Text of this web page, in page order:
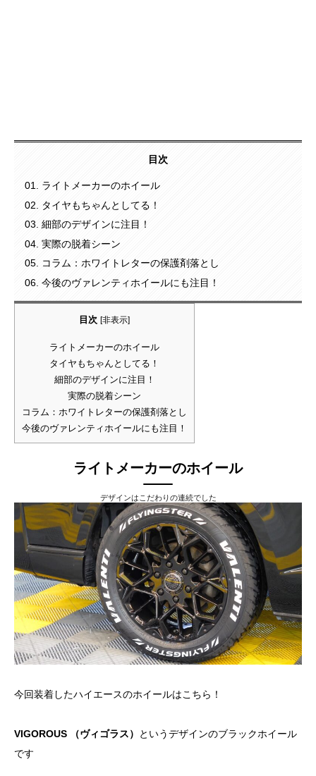
目次
ライトメーカーのホイール
タイヤもちゃんとしてる！
細部のデザインに注目！
実際の脱着シーン
コラム：ホワイトレターの保護剤落とし
今後のヴァレンティホイールにも注目！
目次 [非表示]
ライトメーカーのホイール
タイヤもちゃんとしてる！
細部のデザインに注目！
実際の脱着シーン
コラム：ホワイトレターの保護剤落とし
今後のヴァレンティホイールにも注目！
ライトメーカーのホイール
デザインはこだわりの連続でした
今回装着したハイエースのホイールはこちら！
VIGOROUS （ヴィゴラス）
というデザインのブラックホイール
です